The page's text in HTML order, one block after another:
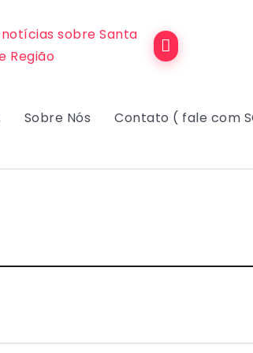
Sobre Nós Contato ( fale com